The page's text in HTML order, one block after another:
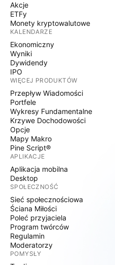
Akcje
ETFy
Monety kryptowalutowe
KALENDARZE
Ekonomiczny
Wyniki
Dywidendy
IPO
WIĘCEJ PRODUKTÓW
Przepływ Wiadomości
Portfele
Wykresy Fundamentalne
Krzywe Dochodowości
Opcje
Mapy Makro
Pine Script®
APLIKACJE
Aplikacja mobilna
Desktop
SPOŁECZNOŚĆ
Sieć społecznościowa
Ściana Miłości
Poleć przyjaciela
Program twórców
Regulamin
Moderatorzy
POMYSŁY